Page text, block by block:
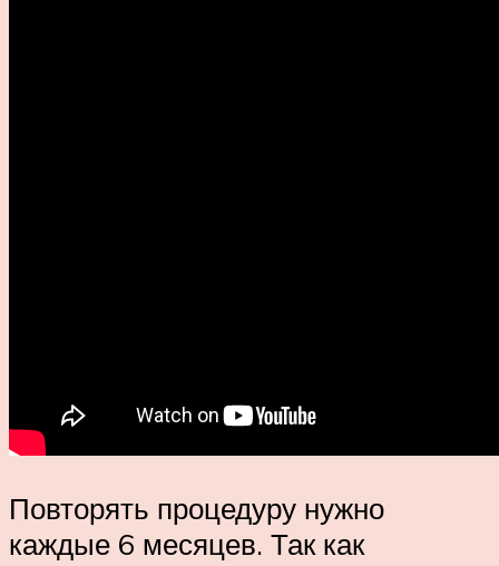
Повторять процедуру нужно
каждые 6 месяцев. Так как